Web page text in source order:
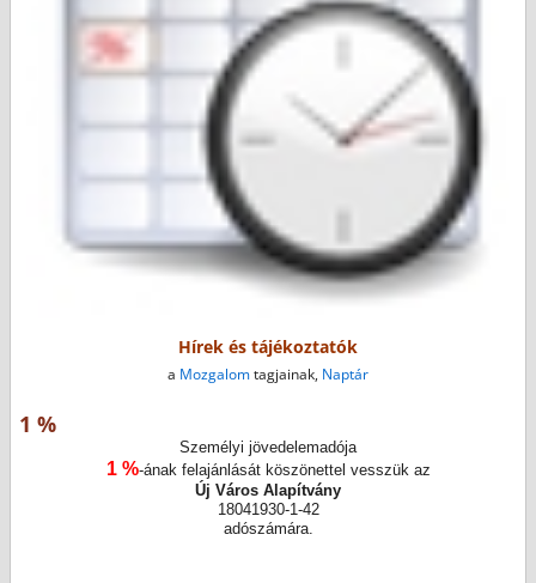
Hírek és tájékoztatók
a Mozgalomtagjainak, Naptár
1 %
Személyi jövedelemadója
1 %-ának felajánlását köszönettel vesszük az
Új Város Alapítvány
18041930-1-42
adószámára.